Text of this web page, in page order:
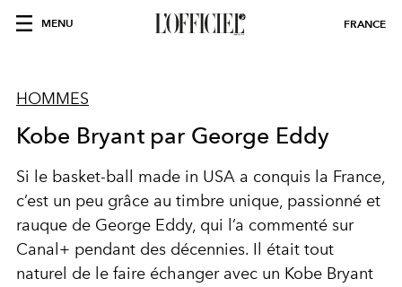
MENU FRANCE
HOMMES
Kobe Bryant par George Eddy
Si le basket-ball made in USA a conquis la France,
c’est un peu grâce au timbre unique, passionné et
rauque de George Eddy, qui l’a commenté sur
Canal+ pendant des décennies. Il était tout
naturel de le faire échanger avec un Kobe Bryant